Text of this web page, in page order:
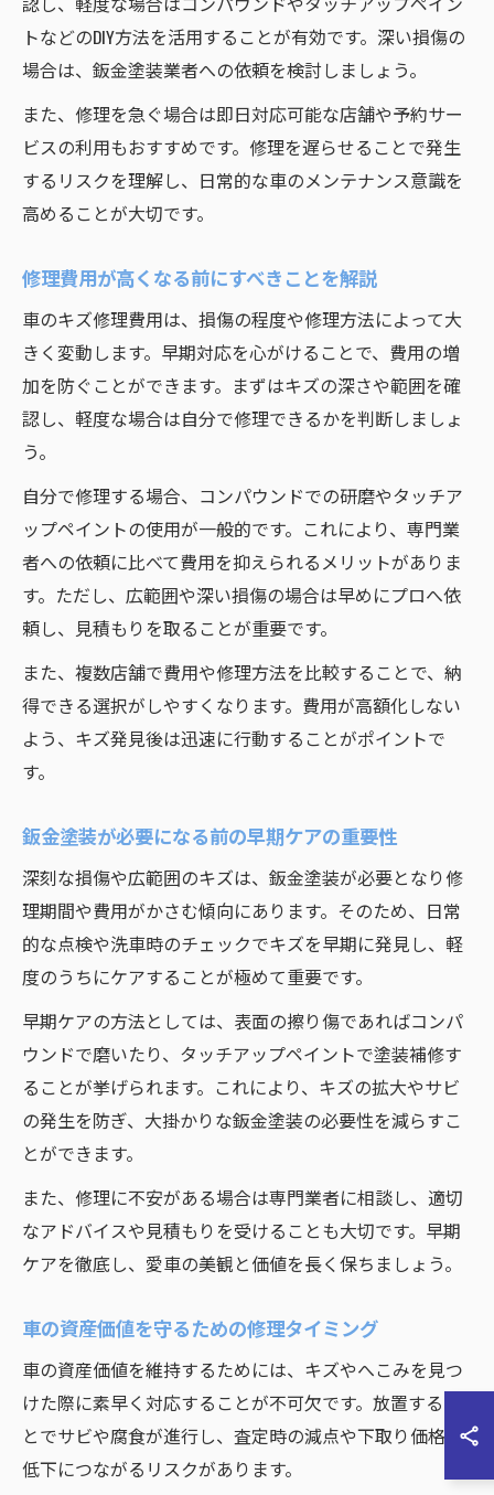
トなどのDIY方法を活用することが有効です。深い損傷の
場合は、鈑金塗装業者への依頼を検討しましょう。
また、修理を急ぐ場合は即日対応可能な店舗や予約サー
ビスの利用もおすすめです。修理を遅らせることで発生
するリスクを理解し、日常的な車のメンテナンス意識を
高めることが大切です。
修理費用が高くなる前にすべきことを解説
車のキズ修理費用は、損傷の程度や修理方法によって大
きく変動します。早期対応を心がけることで、費用の増
加を防ぐことができます。まずはキズの深さや範囲を確
認し、軽度な場合は自分で修理できるかを判断しましょ
う。
自分で修理する場合、コンパウンドでの研磨やタッチア
ップペイントの使用が一般的です。これにより、専門業
者への依頼に比べて費用を抑えられるメリットがありま
す。ただし、広範囲や深い損傷の場合は早めにプロへ依
頼し、見積もりを取ることが重要です。
また、複数店舗で費用や修理方法を比較することで、納
得できる選択がしやすくなります。費用が高額化しない
よう、キズ発見後は迅速に行動することがポイントで
す。
鈑金塗装が必要になる前の早期ケアの重要性
深刻な損傷や広範囲のキズは、鈑金塗装が必要となり修
理期間や費用がかさむ傾向にあります。そのため、日常
的な点検や洗車時のチェックでキズを早期に発見し、軽
度のうちにケアすることが極めて重要です。
早期ケアの方法としては、表面の擦り傷であればコンパ
ウンドで磨いたり、タッチアップペイントで塗装補修す
ることが挙げられます。これにより、キズの拡大やサビ
の発生を防ぎ、大掛かりな鈑金塗装の必要性を減らすこ
とができます。
また、修理に不安がある場合は専門業者に相談し、適切
なアドバイスや見積もりを受けることも大切です。早期
ケアを徹底し、愛車の美観と価値を長く保ちましょう。
車の資産価値を守るための修理タイミング
車の資産価値を維持するためには、キズやへこみを見つ
けた際に素早く対応することが不可欠です。放置するこ
とでサビや腐食が進行し、査定時の減点や下取り価格の
低下につながるリスクがあります。